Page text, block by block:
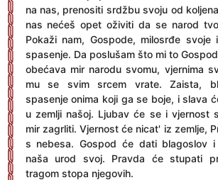
na nas, prenositi srdžbu svoju od
nas nećeš opet oživiti da se narod
Pokaži nam, Gospode, milosrđe
spasenje. Da poslušam što mi to
obećava mir narodu svomu, vjernima
mu se svim srcem vrate. Zaista,
spasenje onima koji ga se boje, i slava
u zemlji našoj. Ljubav će se i vjernost
mir zagrliti. Vjernost će nicat' iz zemlje,
s nebesa. Gospod će dati blagoslov
naša urod svoj. Pravda će stupati
tragom stopa njegovih.